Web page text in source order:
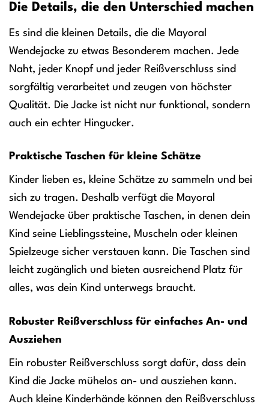
Die Details, die den Unterschied machen
Es sind die kleinen Details, die die Mayoral
Wendejacke zu etwas Besonderem machen. Jede
Naht, jeder Knopf und jeder Reißverschluss sind
sorgfältig verarbeitet und zeugen von höchster
Qualität. Die Jacke ist nicht nur funktional, sondern
auch ein echter Hingucker.
Praktische Taschen für kleine Schätze
Kinder lieben es, kleine Schätze zu sammeln und bei
sich zu tragen. Deshalb verfügt die Mayoral
Wendejacke über praktische Taschen, in denen dein
Kind seine Lieblingssteine, Muscheln oder kleinen
Spielzeuge sicher verstauen kann. Die Taschen sind
leicht zugänglich und bieten ausreichend Platz für
alles, was dein Kind unterwegs braucht.
Robuster Reißverschluss für einfaches An- und
Ausziehen
Ein robuster Reißverschluss sorgt dafür, dass dein
Kind die Jacke mühelos an- und ausziehen kann.
Auch kleine Kinderhände können den Reißverschluss